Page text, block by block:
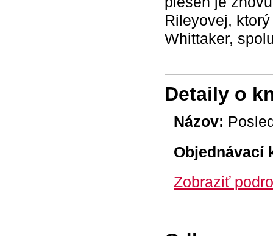
Rileyovej,
Whittaker,
Detaily o
Názov:
Objednávací
Zobraziť